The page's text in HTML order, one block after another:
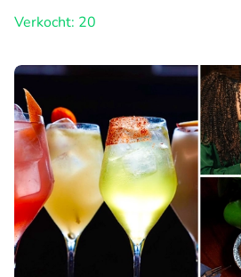
Verkocht: 20